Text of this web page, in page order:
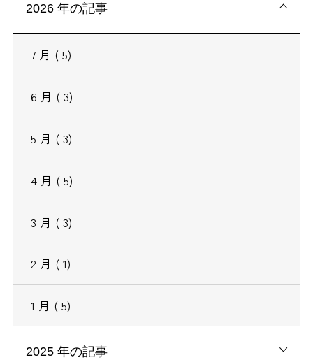
2026 年の記事
7 月 ( 5)
6 月 ( 3)
5 月 ( 3)
4 月 ( 5)
3 月 ( 3)
2 月 ( 1)
1 月 ( 5)
2025 年の記事